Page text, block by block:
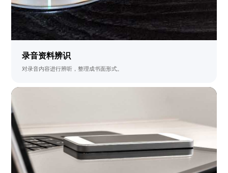
录音资料辨识
对录音内容进行辨听，整理成书面形式。